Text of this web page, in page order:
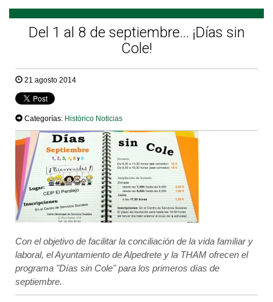
Del 1 al 8 de septiembre… ¡Días sin
Cole!
21 agosto 2014
Categorías: Histórico Noticias
Con el objetivo de facilitar la conciliación de la vida familiar y
laboral, el Ayuntamiento de Alpedrete y la THAM ofrecen el
programa "Días sin Cole" para los primeros días de
septiembre.